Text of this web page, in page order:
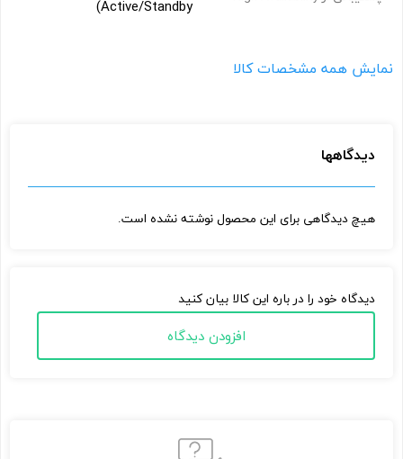
Active/Standby)
نمایش همه مشخصات کالا
دیدگاه خود را در باره این کالا بیان کنید
افزودن دیدگاه
دیدگاهها
هیچ دیدگاهی برای این محصول نوشته نشده است.